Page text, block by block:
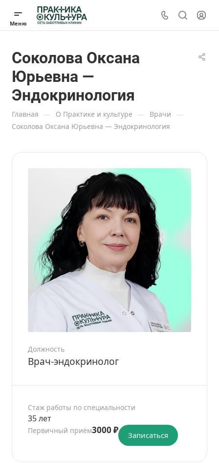
Соколова Оксана
Юрьевна —
Эндокринология
Главная — О Практике и культуре — Врачи —
Соколова Оксана Юрьевна — Эндокринология
Должность
Врач-эндокринолог
Стаж работы по специальности
35 лет
Первичный приём3000 ₽ Записаться